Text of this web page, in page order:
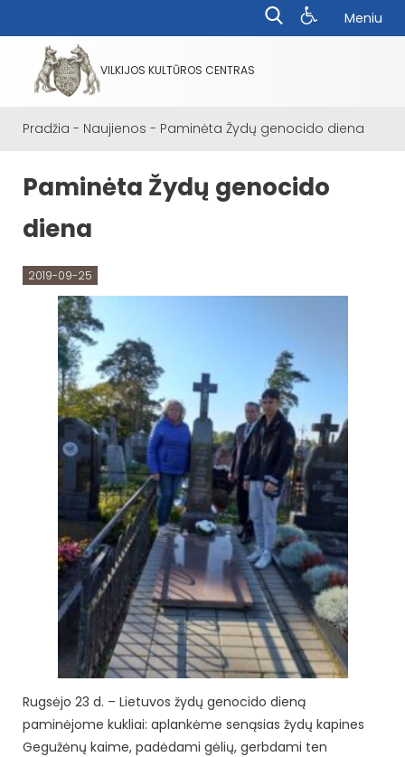
Meniu
VILKIJOS KULTŪROS CENTRAS
Pradžia - Naujienos - Paminėta Žydų genocido diena
Paminėta Žydų genocido
diena
2019-09-25
Rugsėjo 23 d. – Lietuvos žydų genocido dieną
paminėjome kukliai: aplankėme senąsias žydų kapines
Gegužėnų kaime, padėdami gėlių, gerbdami ten